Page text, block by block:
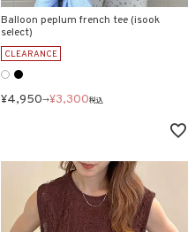
Balloon peplum french tee (isook
select)
CLEARANCE
¥4,950→¥3,300税込